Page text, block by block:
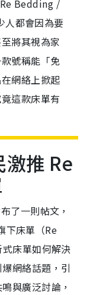
Bedding /
人都會因為要
將其視為家
號稱能「免
網絡上掀起
這款床單有
推 Re
了一則帖文，
下床單（Re
床單如何解決
網絡話題，引
與廣泛討論，